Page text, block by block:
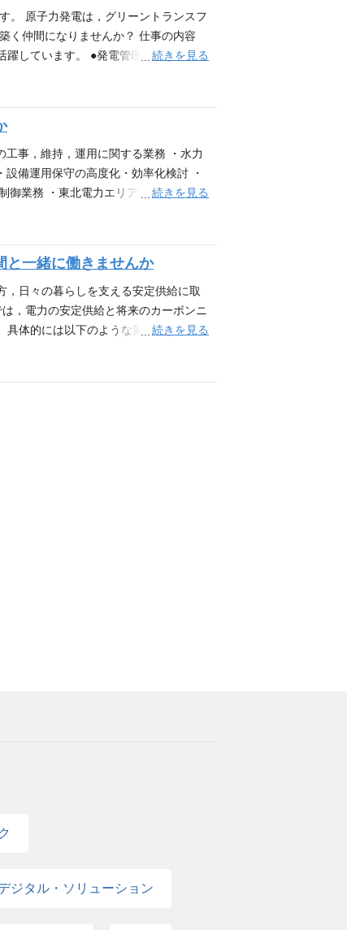
。 原子力発電は，グリーントランスフ
く仲間になりませんか？ 仕事の内容
躍しています。 ●発電管理…原子力発
タービン，原子炉など） ●電気設備の
料管理…効率的に発電するための原
子力災害に備える対策の立案や必要な
境適合性の観点から重要な電源であ
原子炉（ＢＷＲ）としては，東日本大
３号機や東通原子力発電所１号機の再
知見を取り入れ，設備利用率の向上
題解決に取り組んでいます。 あなた
気設備のメンテナンス管理業務，化
の方 ・電力業界の経験がなくても，
続きを見る
事，維持，運用に関する業務 ・水力
備運用保守の高度化・効率化検討 ・
御業務 ・東北電力エリアに点在する水
社創立前から，我が国の電気事業を
有し，カーボンニュートラルの実現に
事）による発電電力量の増加などに
キャリア 【必須（MUST）】 ・高卒
】 ・電気・機械設備のメンスナンス
ションに興味のある方
続きを見る
と一緒に働きませんか
日々の暮らしを支える安定供給に取
，電力の安定供給と将来のカーボンニ
具体的には以下のような業務がありま
カーなどでの設計・建設経験のある
経験のある方） 仕事の魅力 現在，日
ネルギー価格高騰に対応した高効率火
発電を目指しています。 電力供給と
キル・キャリア 【必須（MUST）】 ・
ー・タービン主任技術者，電気主任技
続きを見る
ジタル・ソリューション